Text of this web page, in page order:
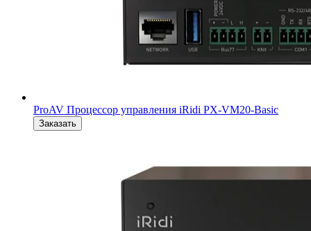
ProAV Процессор управления iRidi PX-VM20-Basic
Заказать